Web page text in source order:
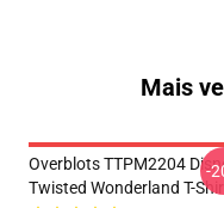
Mais
Overblots TTPM2204
Twisted Wonderland T-
-